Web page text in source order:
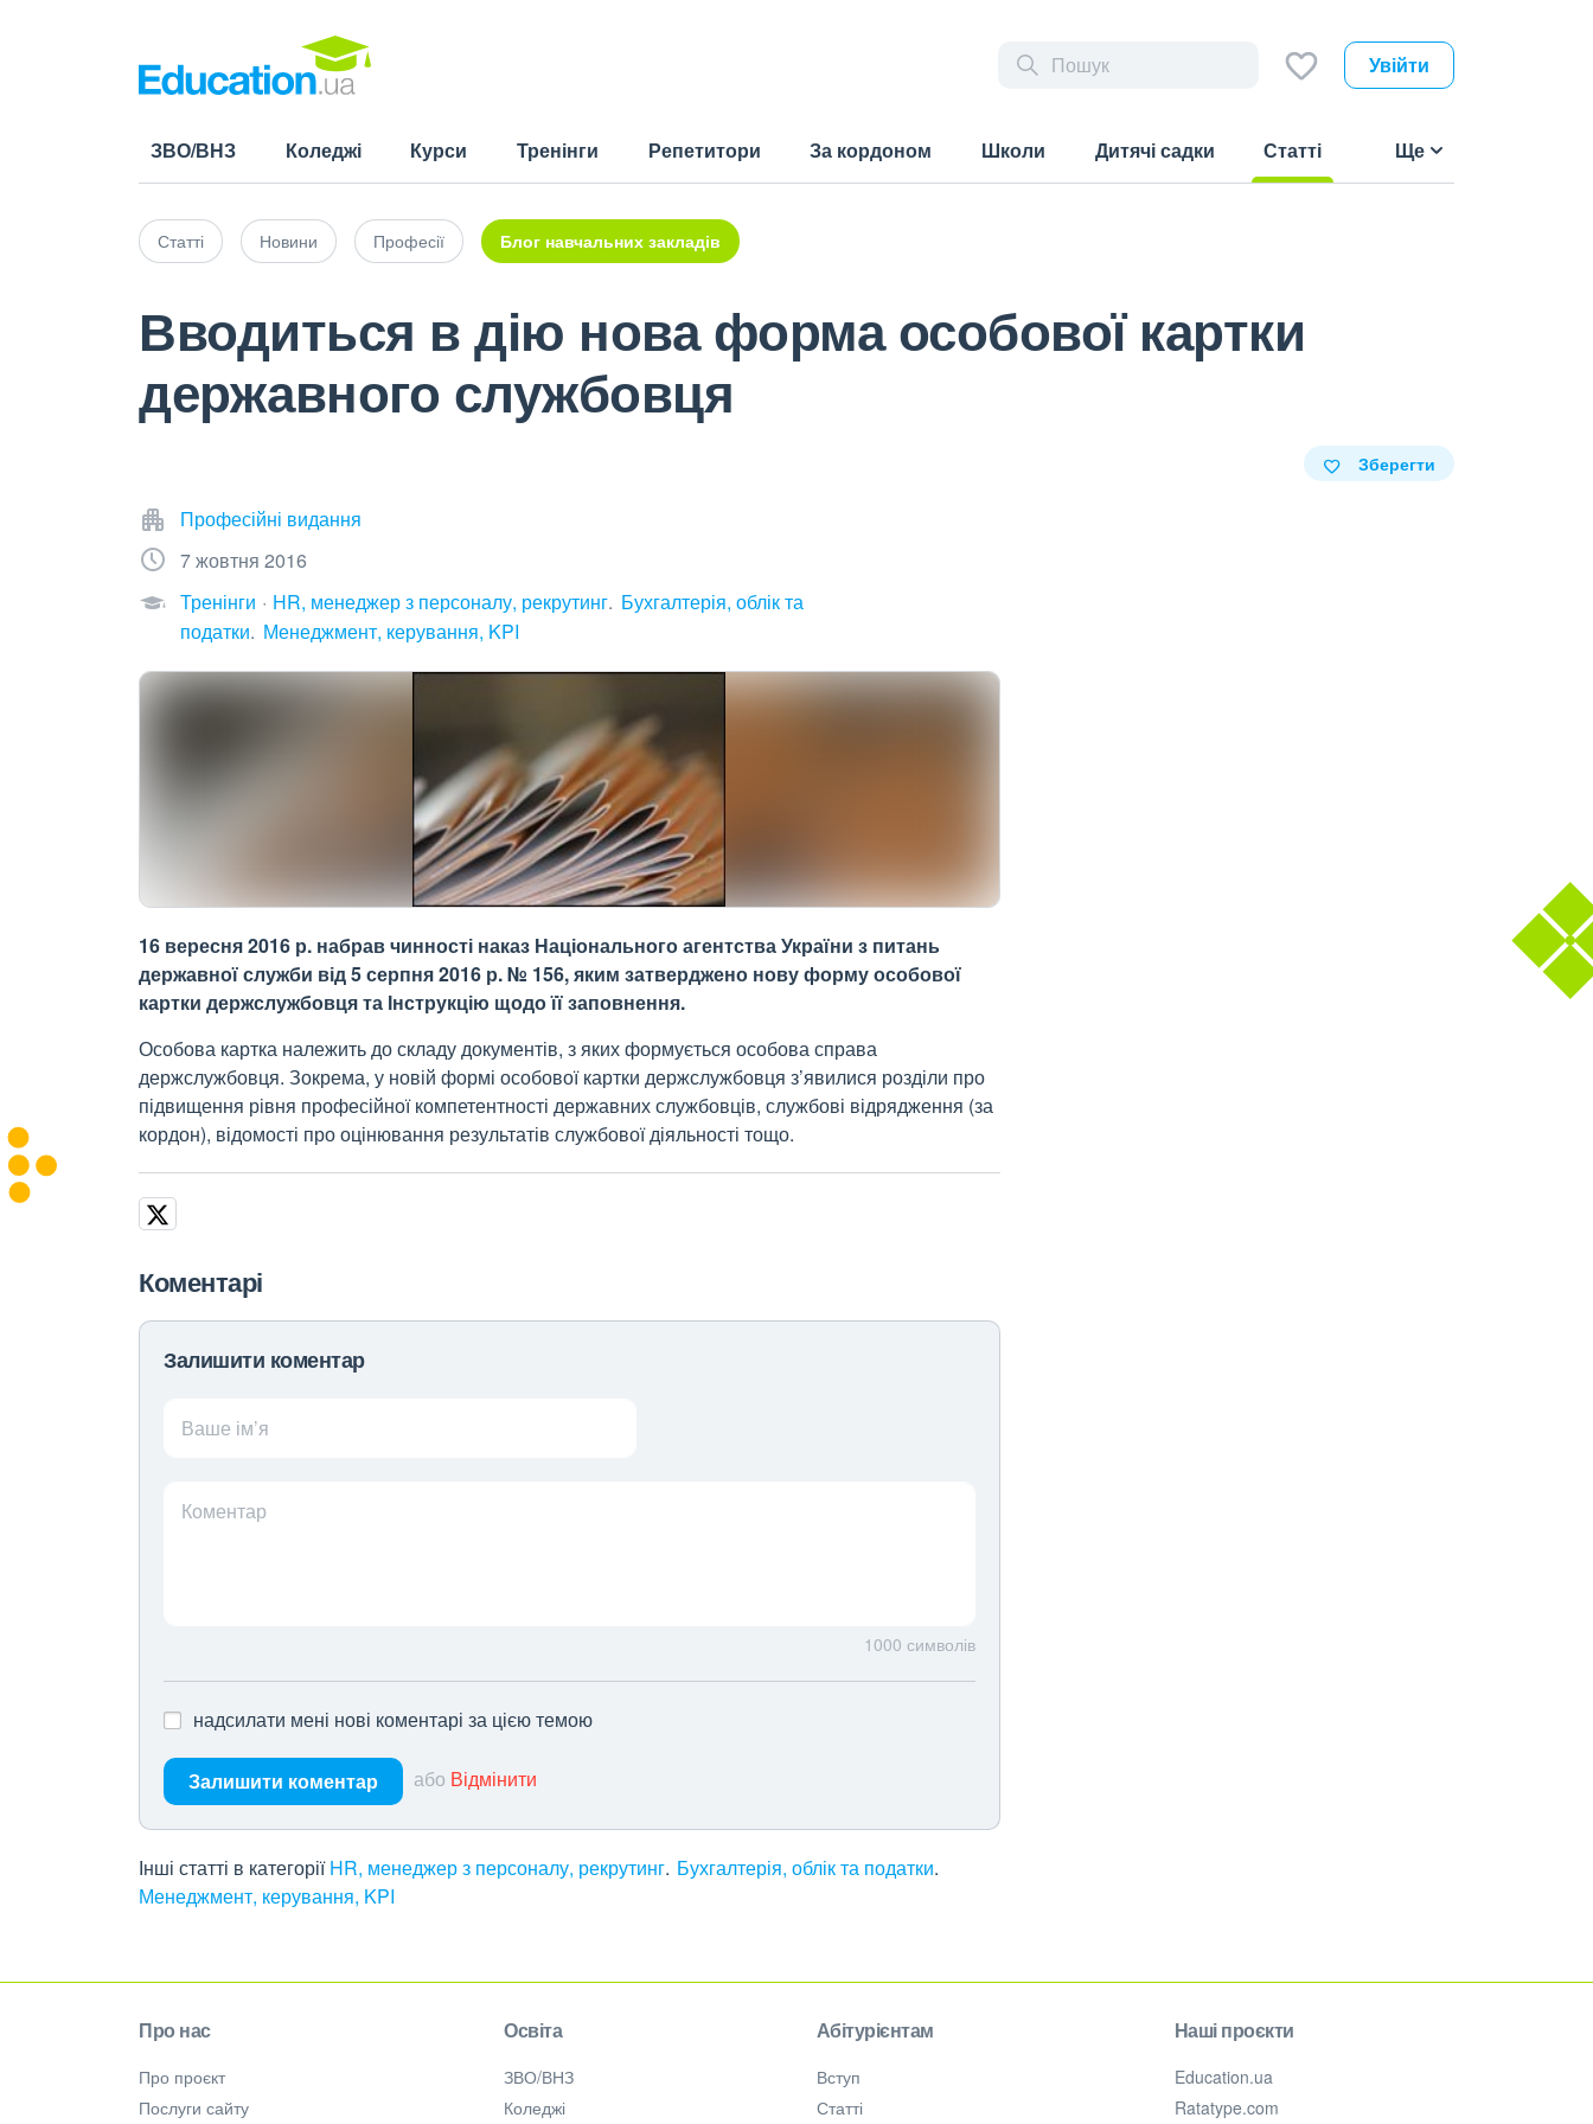
Увійти
ЗВО/ВНЗ Коледжі Курси Тренінги Репетитори За кордоном Школи Дитячі садки
Статті
Ще
Статті Новини Професії Блог навчальних закладів
Вводиться в дію нова форма особової картки
державного службовця
Зберегти
Професійні видання
7 жовтня 2016
Тренінги
HR, менеджер з персоналу, рекрутинг Бухгалтерія, облік та
податки Менеджмент, керування, KPI
16 вересня 2016 р. набрав чинності наказ Національного агентства України з питань
державної служби від 5 серпня 2016 р. № 156, яким затверджено нову форму особової
картки держслужбовця та Інструкцію щодо її заповнення.
Особова картка належить до складу документів, з яких формується особова справа
держслужбовця. Зокрема, у новій формі особової картки держслужбовця з’явилися розділи про
підвищення рівня професійної компетентності державних службовців, службові відрядження (за
кордон), відомості про оцінювання результатів службової діяльності тощо.
Коментарі
Залишити коментар
Ваше ім’я
Коментар
1000 символів
надсилати мені нові коментарі за цією темою
Залишити коментар або Відмінити
Інші статті в категорії HR, менеджер з персоналу, рекрутинг Бухгалтерія, облік та податки
Менеджмент, керування, KPI
Про нас
Про проєкт
Послуги сайту
Освіта
ЗВО/ВНЗ
Коледжі
Абітурієнтам
Вступ
Статті
Наші проєкти
Education.ua
Ratatype.com